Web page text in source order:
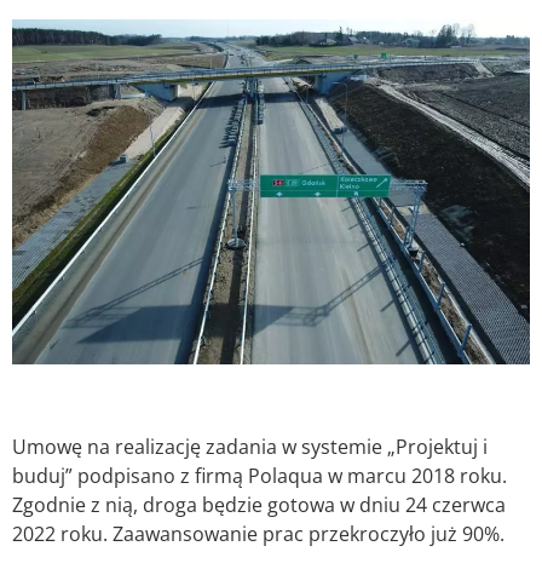
Umowę na realizację zadania w systemie „Projektuj i
buduj” podpisano z firmą Polaqua w marcu 2018 roku.
Zgodnie z nią, droga będzie gotowa w dniu 24 czerwca
2022 roku. Zaawansowanie prac przekroczyło już 90%.